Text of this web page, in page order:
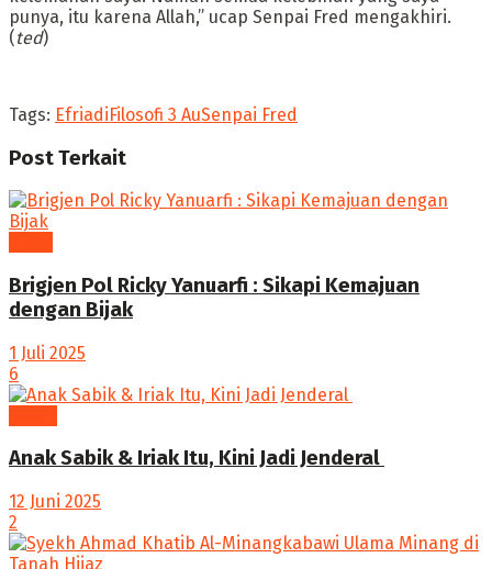
punya, itu karena Allah,” ucap Senpai Fred mengakhiri.
(ted)
Tags: EfriadiFilosofi 3 AuSenpai Fred
PostTerkait
Brigjen Pol Ricky Yanuarfi : Sikapi Kemajuan
dengan Bijak
1 Juli 2025
6
Anak Sabik & Iriak Itu, Kini Jadi Jenderal
12 Juni 2025
2